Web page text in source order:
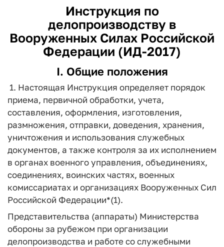
Инструкция по
делопроизводству в
Вооруженных Силах Российской
Федерации (ИД-2017)
I. Общие положения
1. Настоящая Инструкция определяет порядок
приема, первичной обработки, учета,
составления, оформления, изготовления,
размножения, отправки, доведения, хранения,
уничтожения и использования служебных
документов, а также контроля за их исполнением
в органах военного управления, объединениях,
соединениях, воинских частях, военных
комиссариатах и организациях Вооруженных Сил
Российской Федерации*(1).
Представительства (аппараты) Министерства
обороны за рубежом при организации
делопроизводства и работе со служебными